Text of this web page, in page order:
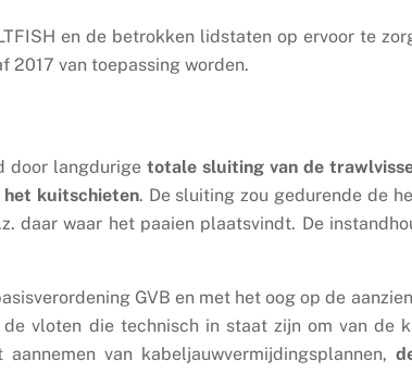
en de betrokken lidstaten op ervoor te
2017 van toepassing worden.
door langdurigetotale sluiting van de
het kuitschieten. De sluiting zou gedurende de
daar waar het paaien plaatsvindt. De
GVB en met het oog op de
de vloten die technisch in staat zijn om van de
van kabeljauwvermijdingsplannen,